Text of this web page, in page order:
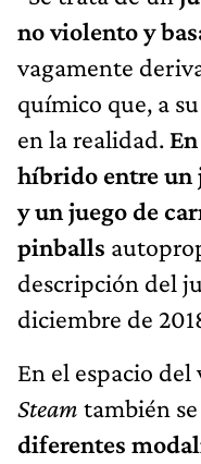
no violento y
vagamente
químico que, a
en la realidad.
híbrido entre un
y un juego de
pinballs
descripción del
diciembre de
En el espacio
Steam también
diferentes